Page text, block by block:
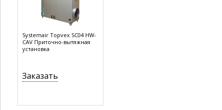
Systemair Topvex SC04 HW-
CAV Приточно-вытяжная
установка
Заказать